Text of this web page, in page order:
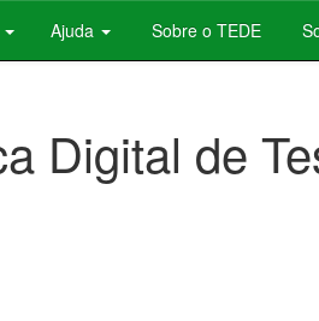
Ajuda Sobre o TEDE
Digital de